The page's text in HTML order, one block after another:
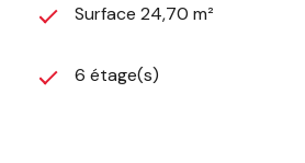
Surface 24,70 m²
6 étage(s)